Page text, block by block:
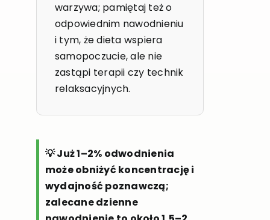
warzywa; pamiętaj też o
odpowiednim nawodnieniu
i tym, że dieta wspiera
samopoczucie, ale nie
zastąpi terapii czy technik
relaksacyjnych.
💡 Już 1–2% odwodnienia
może obniżyć koncentrację i
wydajność poznawczą;
zalecane dzienne